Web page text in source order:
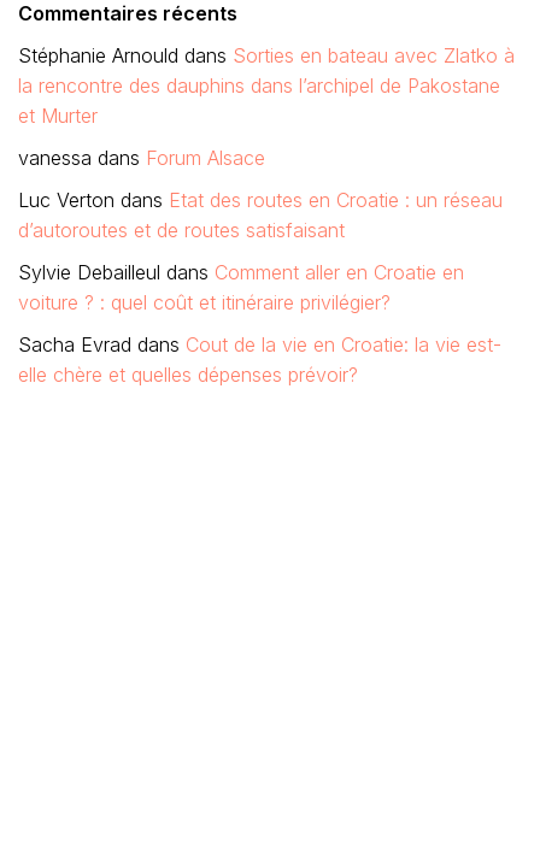
Commentaires récents
Stéphanie Arnould dans Sorties en bateau avec Zlatko à
la rencontre des dauphins dans l’archipel de Pakostane
et Murter
vanessa dans Forum Alsace
Luc Verton dans Etat des routes en Croatie : un réseau
d’autoroutes et de routes satisfaisant
Sylvie Debailleul dans Comment aller en Croatie en
voiture ? : quel coût et itinéraire privilégier?
Sacha Evrad dans Cout de la vie en Croatie: la vie est-
elle chère et quelles dépenses prévoir?